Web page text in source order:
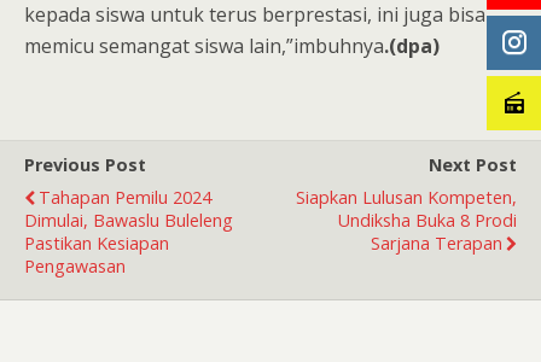
kepada siswa untuk terus berprestasi, ini juga bisa
memicu semangat siswa lain,”imbuhnya.(dpa)
Previous Post
Tahapan Pemilu 2024
Dimulai, Bawaslu Buleleng
Pastikan Kesiapan
Pengawasan
Next Post
Siapkan Lulusan Kompeten,
Undiksha Buka 8 Prodi
Sarjana Terapan